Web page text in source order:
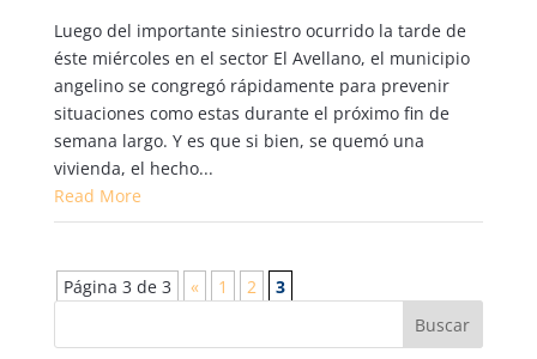
Luego del importante siniestro ocurrido la tarde de
éste miércoles en el sector El Avellano, el municipio
angelino se congregó rápidamente para prevenir
situaciones como estas durante el próximo fin de
semana largo. Y es que si bien, se quemó una
vivienda, el hecho...
Read More
Página 3 de 3 « 1 2 3